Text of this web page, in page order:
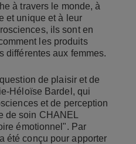
à travers le monde, à
et unique et à leur
ils sont en
les produits
différentes aux femmes.
de plaisir et de
Héloïse Bardel, qui
et de perception
soin CHANEL
émotionnel". Par
été conçu pour apporter